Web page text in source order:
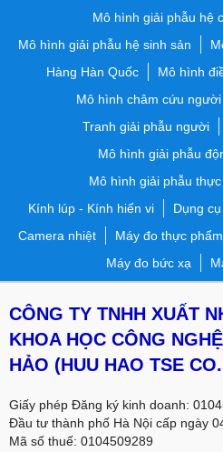
Mô hình giải phẫu hệ
Mô hình giải phẫu hệ sinh sản
Hàng Hàn Quốc
Mô hình
Mô hình châm cứu người
Tranh giải phẫu người
Mô hình giải phẫu
Mô hình giải phẫu
Kính lúp - Kính hiển vi
Dụng
Camera nhiệt
Máy đo thực phẩm
Máy đo bức xạ
CÔNG TY TNHH XUẤT
KHOA HỌC CÔNG
HẢO (HUU HAO TSE
Giấy phép Đăng ký kinh doanh:
Đầu tư thành phố Hà Nội cấp ngày
Mã số thuế: 0104509289